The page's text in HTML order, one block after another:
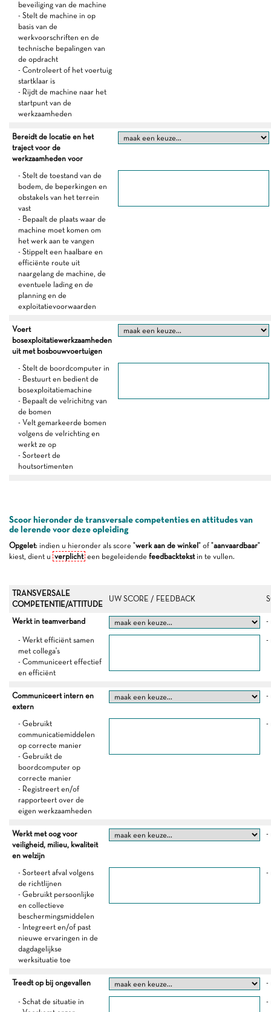
beveiliging van de machine
- Stelt de machine in op
basis van de
werkvoorschriften en de
technische bepalingen van
de opdracht
- Controleert of het voertuig
startklaar is
- Rijdt de machine naar het
startpunt van de
werkzaamheden
Bereidt de locatie en het
traject voor de
werkzaamheden voor
- Stelt de toestand van de
bodem, de beperkingen en
obstakels van het terrein
vast
- Bepaalt de plaats waar de
machine moet komen om
het werk aan te vangen
- Stippelt een haalbare en
efficiënte route uit
naargelang de machine, de
eventuele lading en de
planning en de
exploitatievoorwaarden
Voert
bosexploitatiewerkzaamheden
uit met bosbouwvoertuigen
- Stelt de boordcomputer in
- Bestuurt en bedient de
bosexploitatiemachine
- Bepaalt de velrichitng van
de bomen
- Velt gemarkeerde bomen
volgens de velrichting en
werkt ze op
- Sorteert de
houtsortimenten
Scoor hieronder de transversale competenties en attitudes van
de lerende voor deze opleiding
Opgelet: indien u hieronder als score "werk aan de winkel " of "aanvaardbaar"
kiest, dient u verplicht een begeleidende feedbacktekstin te vullen.
TRANSVERSALE
COMPETENTIE/ATTITUDE
UW SCORE / FEEDBACK
Werkt in teamverband -
- Werkt efficiënt samen
met collega's
- Communiceert effectief
en efficiënt
-
Communiceert intern en
extern
-
- Gebruikt
communicatiemiddelen
op correcte manier
- Gebruikt de
boordcomputer op
correcte manier
- Registreert en/of
rapporteert over de
eigen werkzaamheden
-
Werkt met oog voor
veiligheid, milieu, kwaliteit
en welzijn
-
- Sorteert afval volgens
de richtlijnen
- Gebruikt persoonlijke
en collectieve
beschermingsmiddelen
- Integreert en/of past
nieuwe ervaringen in de
dagdagelijkse
werksituatie toe
-
Treedt op bij ongevallen -
- Schat de situatie in
-